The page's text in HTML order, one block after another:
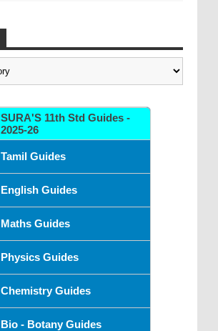
SURA'S 11th Std Guides -
2025-26
Tamil Guides
English Guides
Maths Guides
Physics Guides
Chemistry Guides
Bio - Botany Guides